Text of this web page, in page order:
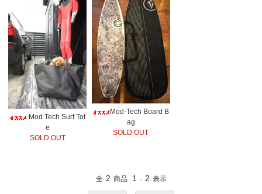
Mod Tech Surf Tot
e
SOLD OUT
Mod-Tech Board B
ag
SOLD OUT
全 2 商品 1 - 2 表示